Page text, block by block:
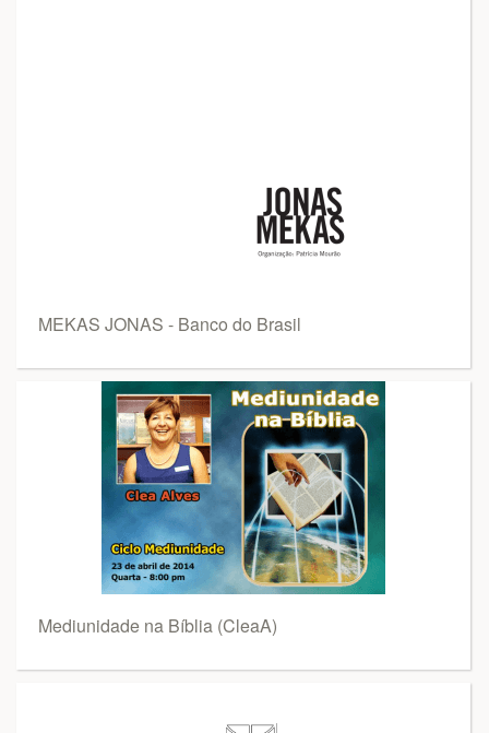
MEKAS JONAS - Banco do Brasil
Mediunidade na Bíblia (CleaA)